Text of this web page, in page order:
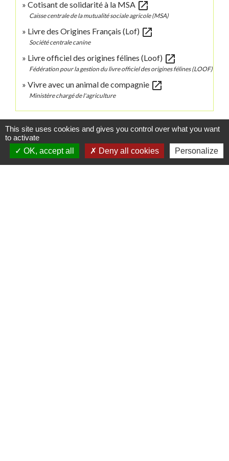
Cotisant de solidarité à la MSA open_in_new
Caisse centrale de la mutualité sociale agricole (MSA)
Livre des Origines Français (Lof) open_in_new
Société centrale canine
Livre officiel des origines félines (Loof) open_in_new
Fédération pour la gestion du livre officiel des origines félines (LOOF)
Vivre avec un animal de compagnie open_in_new
Ministère chargé de l'agriculture
Signaler une erreur sur cette page
This site uses cookies and gives you control over what you want
to activate
OK, accept all
Deny all cookies Personalize